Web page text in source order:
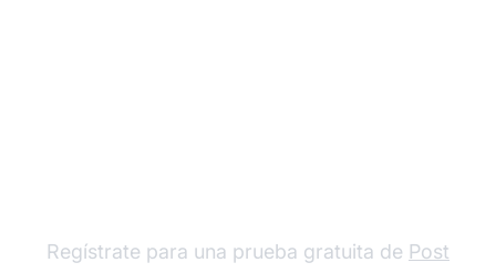
Regístrate para una prueba gratuita de Post